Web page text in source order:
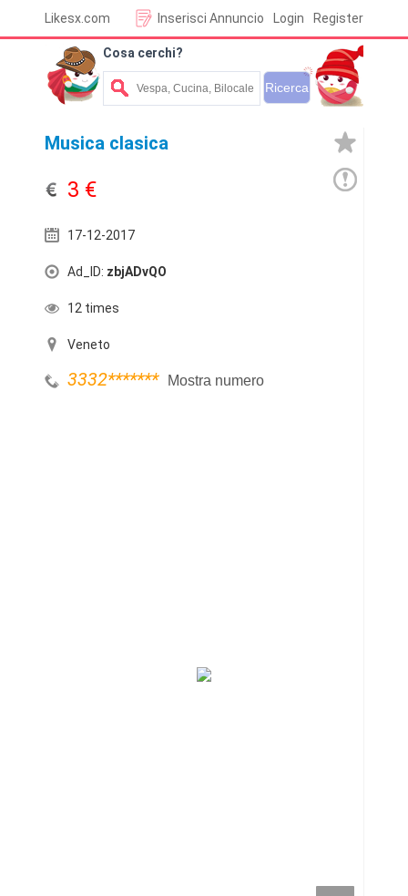
Likesx.com Login Register
Inserisci Annuncio
Cosa cerchi?
Musica clasica
3 €
17-12-2017
Ad_ID: zbjADvQO
12 times
Veneto
3332******* Mostra numero